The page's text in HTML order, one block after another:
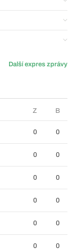
Další expres zprávy
Z B
0 0
0 0
0 0
0 0
0 0
0 0